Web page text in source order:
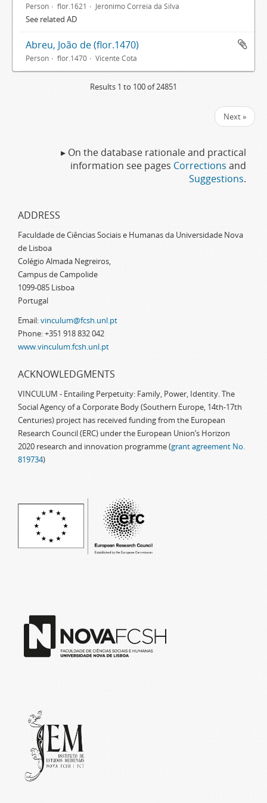
Person flor.1621 Jerónimo Correia da Silva
See related AD
Abreu, João de (flor.1470)
Person flor.1470 Vicente Cota
Results 1 to 100 of 24851
Next »
▸ On the database rationale and practical
information see pages Corrections and
Suggestions.
ADDRESS
Faculdade de Ciências Sociais e Humanas da Universidade Nova
de Lisboa
Colégio Almada Negreiros,
Campus de Campolide
1099-085 Lisboa
Portugal
Email:vinculum@fcsh.unl.pt
Phone: +351 918 832 042
www.vinculum.fcsh.unl.pt
ACKNOWLEDGMENTS
VINCULUM - Entailing Perpetuity: Family, Power, Identity. The
Social Agency of a Corporate Body (Southern Europe, 14th-17th
Centuries) project has received funding from the European
Research Council (ERC) under the European Union’s Horizon
2020 research and innovation programme (grant agreement No.
819734)